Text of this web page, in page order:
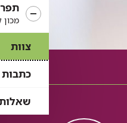
מכון
צוות
כתבות